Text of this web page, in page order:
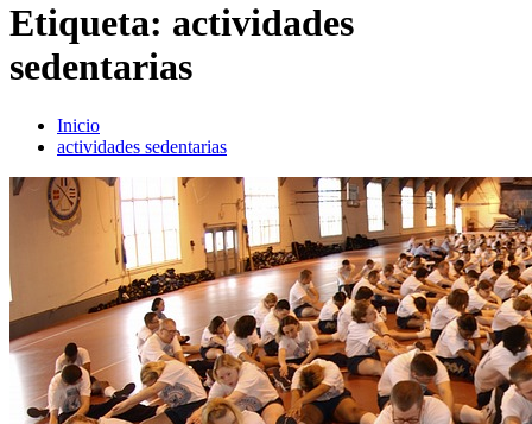
Etiqueta: actividades
sedentarias
Inicio
actividades sedentarias